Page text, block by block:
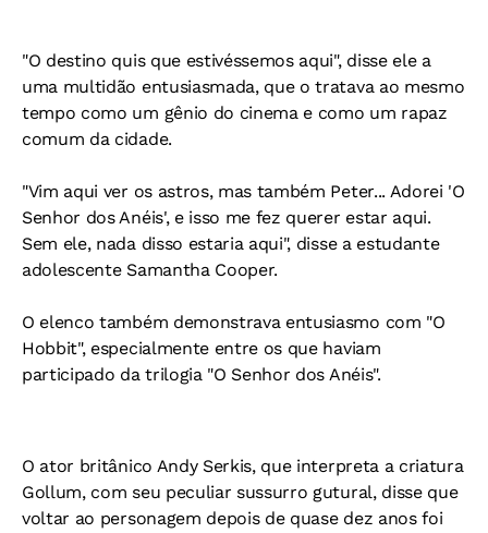
"O destino quis que estivéssemos aqui", disse ele a
uma multidão entusiasmada, que o tratava ao mesmo
tempo como um gênio do cinema e como um rapaz
comum da cidade.
"Vim aqui ver os astros, mas também Peter... Adorei 'O
Senhor dos Anéis', e isso me fez querer estar aqui.
Sem ele, nada disso estaria aqui", disse a estudante
adolescente Samantha Cooper.
O elenco também demonstrava entusiasmo com "O
Hobbit", especialmente entre os que haviam
participado da trilogia "O Senhor dos Anéis".
O ator britânico Andy Serkis, que interpreta a criatura
Gollum, com seu peculiar sussurro gutural, disse que
voltar ao personagem depois de quase dez anos foi